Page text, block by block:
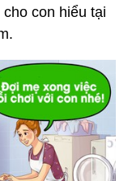
con hiểu tại